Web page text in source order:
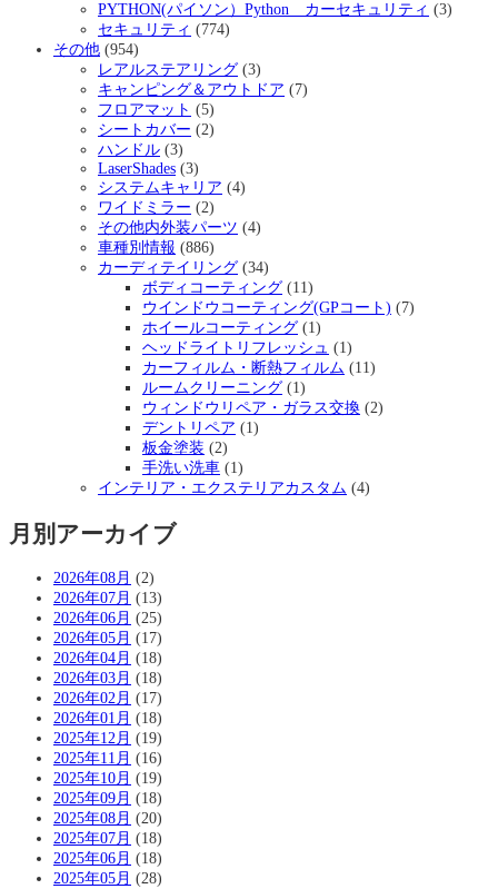
PYTHON(パイソン）Python カーセキュリティ (3)
セキュリティ (774)
その他 (954)
レアルステアリング (3)
キャンピング＆アウトドア (7)
フロアマット (5)
シートカバー (2)
ハンドル (3)
LaserShades (3)
システムキャリア (4)
ワイドミラー (2)
その他内外装パーツ (4)
車種別情報 (886)
カーディテイリング (34)
ボディコーティング (11)
ウインドウコーティング(GPコート) (7)
ホイールコーティング (1)
ヘッドライトリフレッシュ (1)
カーフィルム・断熱フィルム (11)
ルームクリーニング (1)
ウィンドウリペア・ガラス交換 (2)
デントリペア (1)
板金塗装 (2)
手洗い洗車 (1)
インテリア・エクステリアカスタム (4)
月別アーカイブ
2026年08月 (2)
2026年07月 (13)
2026年06月 (25)
2026年05月 (17)
2026年04月 (18)
2026年03月 (18)
2026年02月 (17)
2026年01月 (18)
2025年12月 (19)
2025年11月 (16)
2025年10月 (19)
2025年09月 (18)
2025年08月 (20)
2025年07月 (18)
2025年06月 (18)
2025年05月 (28)